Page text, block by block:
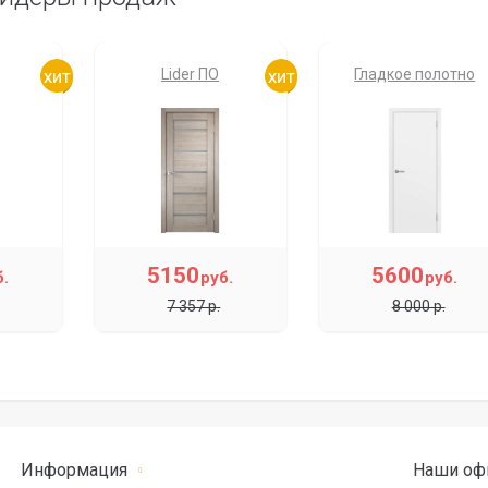
Lider ПО
5150руб.
7 357 р.
Гладкое полотно
5600руб.
8 000 р.
Информация Наши